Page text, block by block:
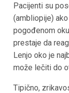
Pacijenti su
(ambliopije)
pogođenom
prestaje da
Lenjo oko je
može lečiti do
Tipično,